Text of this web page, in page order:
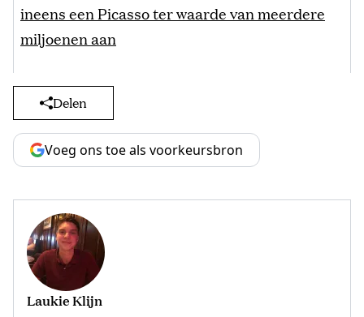
ineens een Picasso ter waarde van meerdere
miljoenen aan
Delen
Voeg ons toe als voorkeursbron
Laukie Klijn